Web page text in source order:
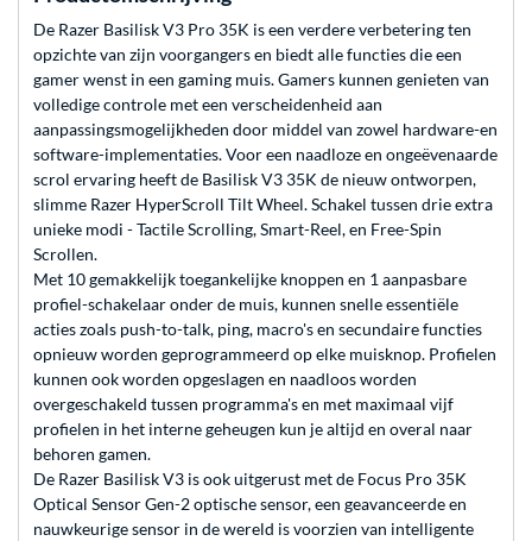
De Razer Basilisk V3 Pro 35K is een verdere verbetering ten
opzichte van zijn voorgangers en biedt alle functies die een
gamer wenst in een gaming muis. Gamers kunnen genieten van
volledige controle met een verscheidenheid aan
aanpassingsmogelijkheden door middel van zowel hardware-en
software-implementaties. Voor een naadloze en ongeëvenaarde
scrol ervaring heeft de Basilisk V3 35K de nieuw ontworpen,
slimme Razer HyperScroll Tilt Wheel. Schakel tussen drie extra
unieke modi - Tactile Scrolling, Smart-Reel, en Free-Spin
Scrollen.
Met 10 gemakkelijk toegankelijke knoppen en 1 aanpasbare
profiel-schakelaar onder de muis, kunnen snelle essentiële
acties zoals push-to-talk, ping, macro's en secundaire functies
opnieuw worden geprogrammeerd op elke muisknop. Profielen
kunnen ook worden opgeslagen en naadloos worden
overgeschakeld tussen programma's en met maximaal vijf
profielen in het interne geheugen kun je altijd en overal naar
behoren gamen.
De Razer Basilisk V3 is ook uitgerust met de Focus Pro 35K
Optical Sensor Gen-2 optische sensor, een geavanceerde en
nauwkeurige sensor in de wereld is voorzien van intelligente